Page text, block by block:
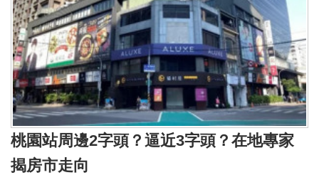
桃園站周邊2字頭？逼近3字頭？在地專家
揭房市走向